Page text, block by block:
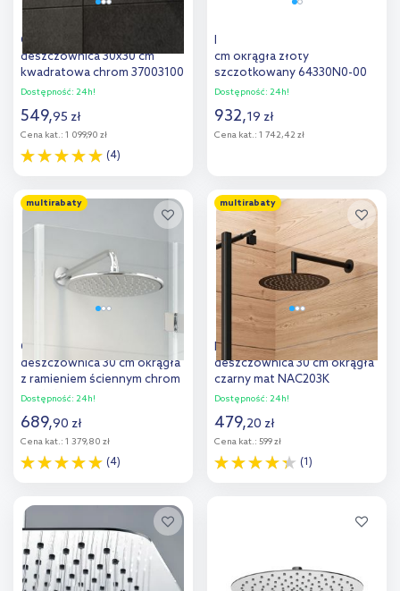
Oltens Sondera
deszczownica 30x30 cm
kwadratowa chrom 37003100
Dostępność: 24h!
549,95 zł
Cena kat.: 1 099,90 zł
(4)
Kludi A-QA deszczownica 30
cm okrągła złoty
szczotkowany 64330N0-00
Dostępność: 24h!
932,19 zł
Cena kat.: 1 742,42 zł
multirabaty
Oltens Sondera Lagan
deszczownica 30 cm okrągła
z ramieniem ściennym chrom
36013100
Dostępność: 24h!
689,90 zł
Cena kat.: 1 379,80 zł
(4)
multirabaty
Deante Floks Nero
deszczownica 30 cm okrągła
czarny mat NAC203K
Dostępność: 24h!
479,20 zł
Cena kat.: 599 zł
(1)